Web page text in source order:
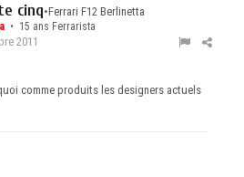
cinq•Ferrari F12 Berlinetta
• 15 ans Ferrarista
2011
comme produits les designers actuels